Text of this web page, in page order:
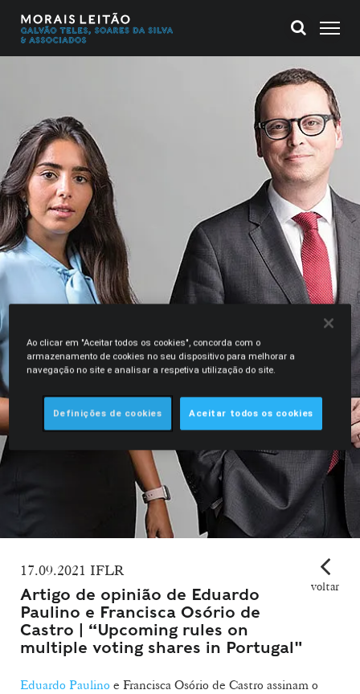
17.09.2021 IFLR
Artigo de opinião de Eduardo
Paulino e Francisca Osório de
Castro | “Upcoming rules on
multiple voting shares in Portugal"
voltar
Eduardo Paulino e Francisca Osório de Castro assinam o
Ao clicar em "Aceitar todos os cookies", concorda com o
armazenamento de cookies no seu dispositivo para melhorar a
navegação no site e analisar a respetiva utilização do site.
Definições de cookies Aceitar todos os cookies